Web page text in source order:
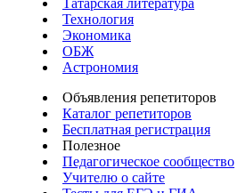
Технология
Экономика
ОБЖ
Астрономия
Объявления репетиторов
Каталог репетиторов
Бесплатная регистрация
Полезное
Педагогическое сообщество
Учителю о сайте